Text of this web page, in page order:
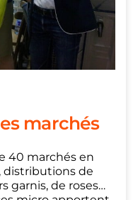
marchés
40 marchés en
distributions de
garnis, de roses…